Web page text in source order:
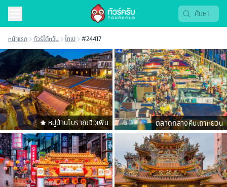
หน้าแรก ทัวร์ไต้หวัน ไทเป #24417
หมู่บ้านโบราณจิ่วเฟิ่น ตลาดกลางคืนเถาหยวน